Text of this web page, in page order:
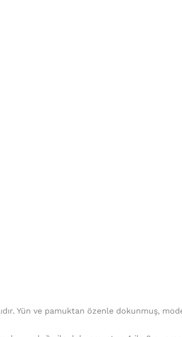
Yün ve pamuktan özenle dokunmuş,